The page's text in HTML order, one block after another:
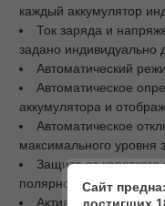
каждый аккумулятор
Ток заряда и
задано индивидуально
Автоматический
Автоматическое
аккумулятора и
Автоматическое
максимального уровня
Защита от
полярности;
Активация глубоко
Сайт